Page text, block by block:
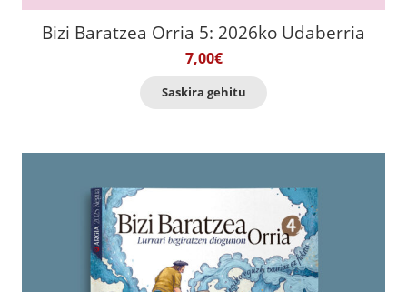
Bizi Baratzea Orria 5: 2026ko Udaberria
7,00€
Saskira gehitu